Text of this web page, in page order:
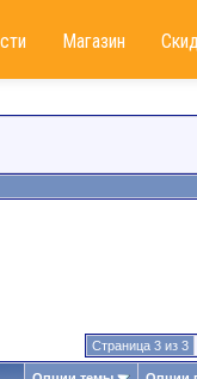
Магазин
Страница 3 из 3